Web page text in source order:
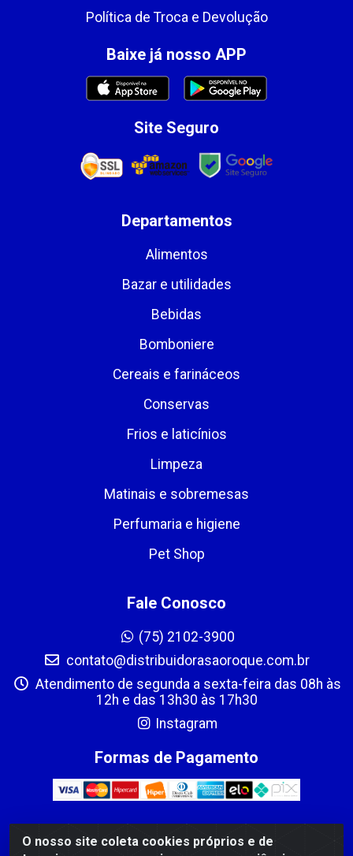
O nosso site coleta cookies próprios e de
Política de Troca e Devolução
Baixe já nosso APP
Site Seguro
Departamentos
Alimentos
Bazar e utilidades
Bebidas
Bomboniere
Cereais e farináceos
Conservas
Frios e laticínios
Limpeza
Matinais e sobremesas
Perfumaria e higiene
Pet Shop
Fale Conosco
(75) 2102-3900
contato@distribuidorasaoroque.com.br
Atendimento de segunda a sexta-feira das 08h às
12h e das 13h30 às 17h30
Instagram
Formas de Pagamento
DIST DE PROD ALIM SÃO ROQUE LTDA - AVENIDA PROBAHIA,